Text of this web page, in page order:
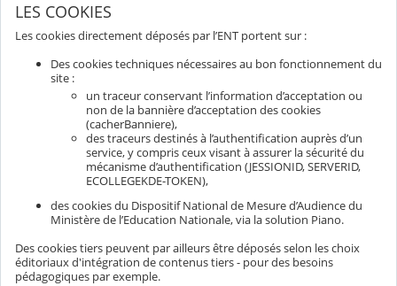
LES COOKIES
Les cookies directement déposés par l’ENT portent sur :
Des cookies techniques nécessaires au bon fonctionnement du
site :
un traceur conservant l’information d’acceptation ou
non de la bannière d’acceptation des cookies
(cacherBanniere),
des traceurs destinés à l’authentification auprès d’un
service, y compris ceux visant à assurer la sécurité du
mécanisme d’authentification (JESSIONID, SERVERID,
ECOLLEGEKDE-TOKEN),
des cookies du Dispositif National de Mesure d’Audience du
Ministère de l’Education Nationale, via la solution Piano.
Des cookies tiers peuvent par ailleurs être déposés selon les choix
éditoriaux d'intégration de contenus tiers - pour des besoins
pédagogiques par exemple.